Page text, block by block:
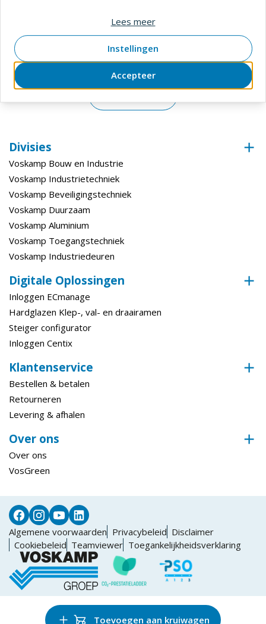
Toevoegen aan kruiwagen
Sleutelwijdte 17 mm
Gewicht 0,04 g
(Oppervlaktebehandeling)
Verpakking
Bewerking (Fabricage Afwerking)
Technische gegevens
Draad (Metrisch)
Divisies
Voskamp Bouw en Industrie
Voskamp Industrietechniek
Voskamp Beveiligingstechniek
Voskamp Duurzaam
Voskamp Aluminium
Voskamp Toegangstechniek
Voskamp Industriedeuren
Digitale Oplossingen
Inloggen ECmanage
Hardglazen Klep-, val- en draairamen
Steiger configurator
Inloggen Centix
Klantenservice
Bestellen & betalen
Retourneren
Levering & afhalen
Over ons
Over ons
VosGreen
Algemene voorwaarden Privacybeleid Disclaimer
Cookiebeleid Teamviewer Toegankelijkheidsverklaring
Accepteer
Instellingen
Lees meer